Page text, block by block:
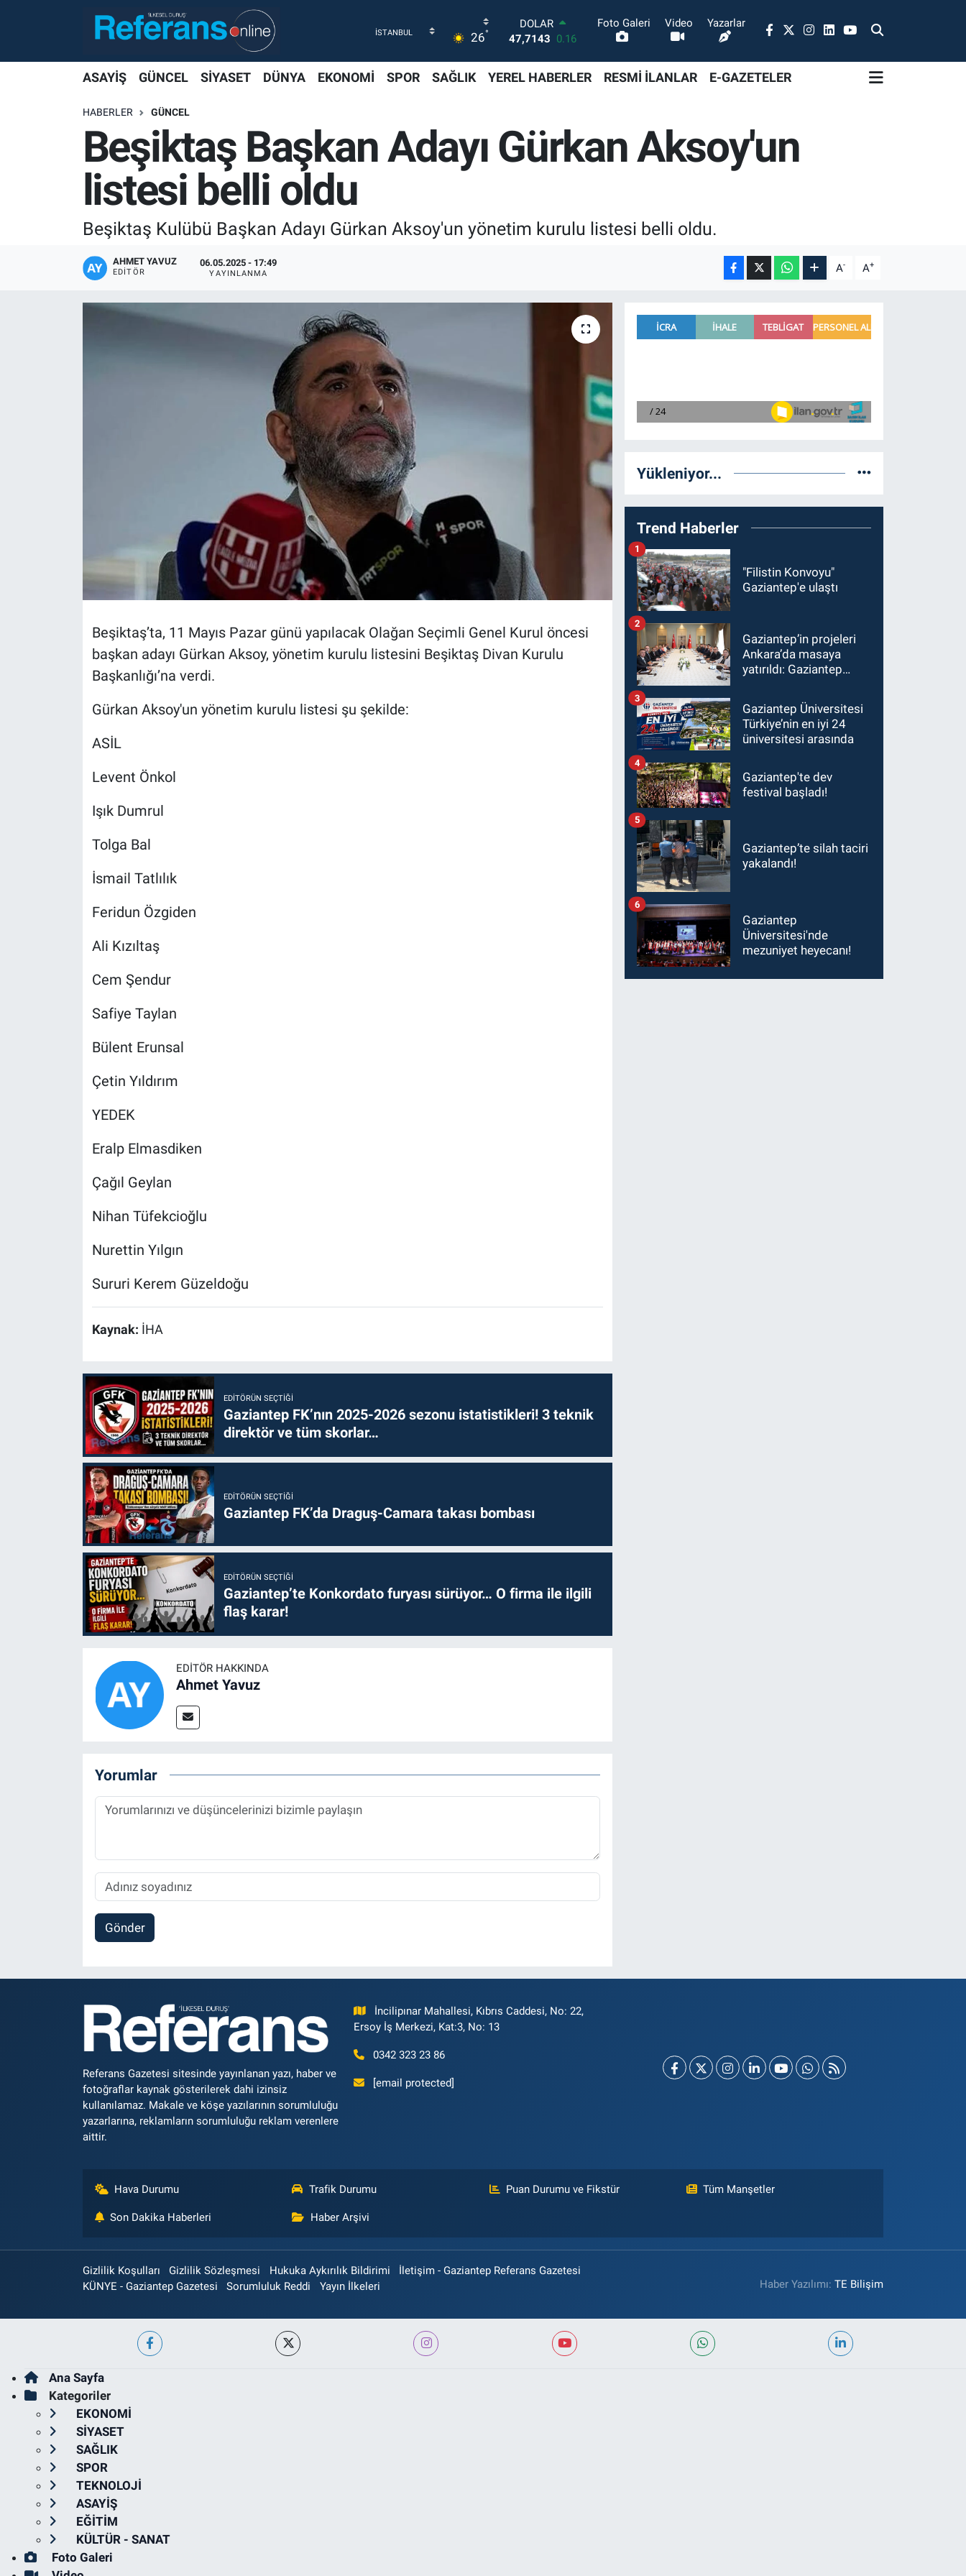
26°
DOLAR
47,7143 0.16
STERLİN
6574.81
1.44
BİST100
13.887
64
Foto Galeri Video Yazarlar
ASAYİŞ GÜNCEL SİYASET DÜNYA EKONOMİ SPOR SAĞLIK YEREL HABERLER RESMİ İLANLAR E-GAZETELER
HABERLER GÜNCEL
Beşiktaş Başkan Adayı Gürkan Aksoy'un
listesi belli oldu
Beşiktaş Kulübü Başkan Adayı Gürkan Aksoy'un yönetim kurulu listesi belli oldu.
AHMET YAVUZ
EDITÖR
06.05.2025 - 17:49
YAYINLANMA A- A+
Beşiktaş’ta, 11 Mayıs Pazar günü yapılacak Olağan Seçimli Genel Kurul öncesi
başkan adayı Gürkan Aksoy, yönetim kurulu listesini Beşiktaş Divan Kurulu
Başkanlığı’na verdi.
Gürkan Aksoy'un yönetim kurulu listesi şu şekilde:
ASİL
Levent Önkol
Işık Dumrul
Tolga Bal
İsmail Tatlılık
Feridun Özgiden
Ali Kızıltaş
Cem Şendur
Safiye Taylan
Bülent Erunsal
Çetin Yıldırım
YEDEK
Eralp Elmasdiken
Çağıl Geylan
Nihan Tüfekcioğlu
Nurettin Yılgın
Sururi Kerem Güzeldoğu
Kaynak: İHA
EDITÖRÜN SEÇTIĞI
Gaziantep FK’nın 2025-2026 sezonu istatistikleri! 3 teknik
direktör ve tüm skorlar…
EDITÖRÜN SEÇTIĞI
Gaziantep FK’da Draguş-Camara takası bombası
EDITÖRÜN SEÇTIĞI
Gaziantep’te Konkordato furyası sürüyor… O firma ile ilgili
flaş karar!
EDITÖR HAKKINDA
Ahmet Yavuz
Yorumlar
Gönder
Yükleniyor...
Trend Haberler
"Filistin Konvoyu"
Gaziantep'e ulaştı
1
Gaziantep’in projeleri
Ankara’da masaya
yatırıldı: Gaziantep
Şimşek’e ziyaret!
2
Gaziantep Üniversitesi
Türkiye’nin en iyi 24
üniversitesi arasında
3
Gaziantep'te dev
festival başladı!
4
Gaziantep’te silah taciri
yakalandı!
5
Gaziantep
Üniversitesi'nde
mezuniyet heyecanı!
6
Referans Gazetesi sitesinde yayınlanan yazı, haber ve
fotoğraflar kaynak gösterilerek dahi izinsiz
kullanılamaz. Makale ve köşe yazılarının sorumluluğu
yazarlarına, reklamların sorumluluğu reklam verenlere
aittir.
İncilipınar Mahallesi, Kıbrıs Caddesi, No: 22,
Ersoy İş Merkezi, Kat:3, No: 13
0342 323 23 86
[email protected]
Hava Durumu Trafik Durumu Puan Durumu ve Fikstür Tüm Manşetler
Son Dakika Haberleri Haber Arşivi
Gizlilik Koşulları Gizlilik Sözleşmesi Hukuka Aykırılık Bildirimi
İletişim - Gaziantep Referans Gazetesi
KÜNYE - Gaziantep Gazetesi
Sorumluluk Reddi Yayın İlkeleri Haber Yazılımı:TE Bilişim
Ana Sayfa
Kategoriler
EKONOMİ
SİYASET
SAĞLIK
SPOR
TEKNOLOJİ
ASAYİŞ
EĞİTİM
KÜLTÜR - SANAT
Foto Galeri